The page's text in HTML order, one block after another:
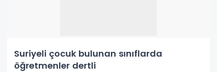
Suriyeli çocuk bulunan sınıflarda
öğretmenler dertli